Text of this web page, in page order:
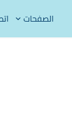
الصفحات